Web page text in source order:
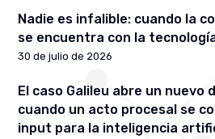
Nadie es infalible: cuando la
se encuentra con la
30 de julio de 2026
El caso Galileu abre un nuevo
cuando un acto procesal se
input para la inteligencia